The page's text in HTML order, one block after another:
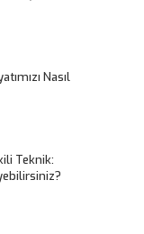
Nasıl
Teknik: